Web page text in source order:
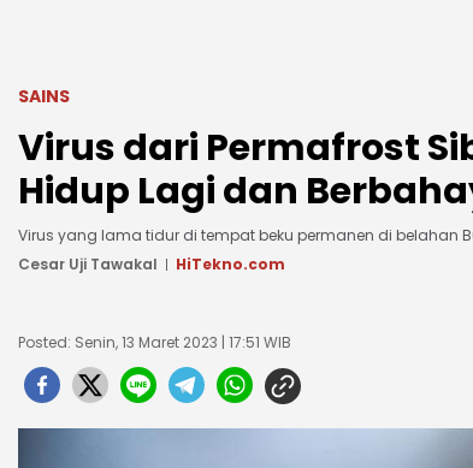
SAINS
Virus dari Permafrost
Hidup Lagi dan
Virus yang lama tidur di tempat beku permanen di belahan
Cesar Uji Tawakal
HiTekno.com
Posted: Senin, 13 Maret 2023 | 17:51 WIB